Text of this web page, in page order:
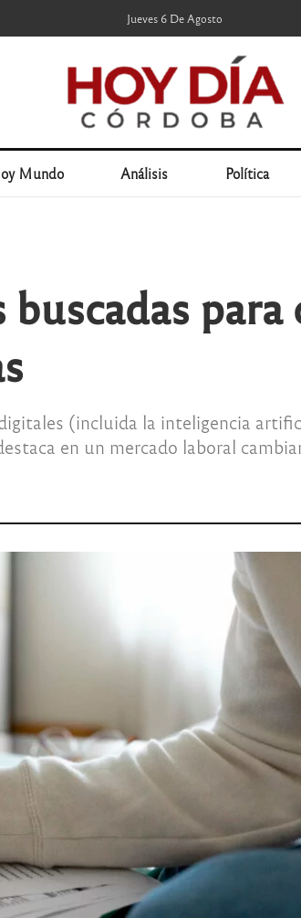
Jueves 6 De Agosto
Mundo Análisis Política
buscadas
(incluida la inteligencia
en un mercado laboral